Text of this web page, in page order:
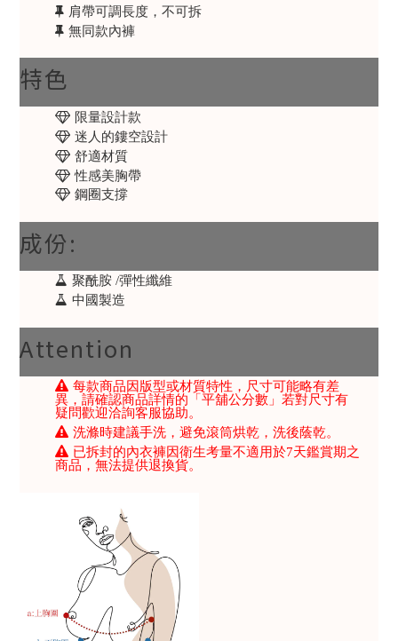
肩帶可調長度，不可拆
無同款內褲
特色
限量設計款
迷人的鏤空設計
舒適材質
性感美胸帶
鋼圈支撐
成份:
聚酰胺 /彈性纖維
中國製造
Attention
每款商品因版型或材質特性，尺寸可能略有差
異，請確認商品詳情的「平舖公分數」若對尺寸有
疑問歡迎洽詢客服協助。
洗滌時建議手洗，避免滾筒烘乾，洗後蔭乾。
已拆封的內衣褲因衛生考量不適用於7天鑑賞期之
商品，無法提供退換貨。